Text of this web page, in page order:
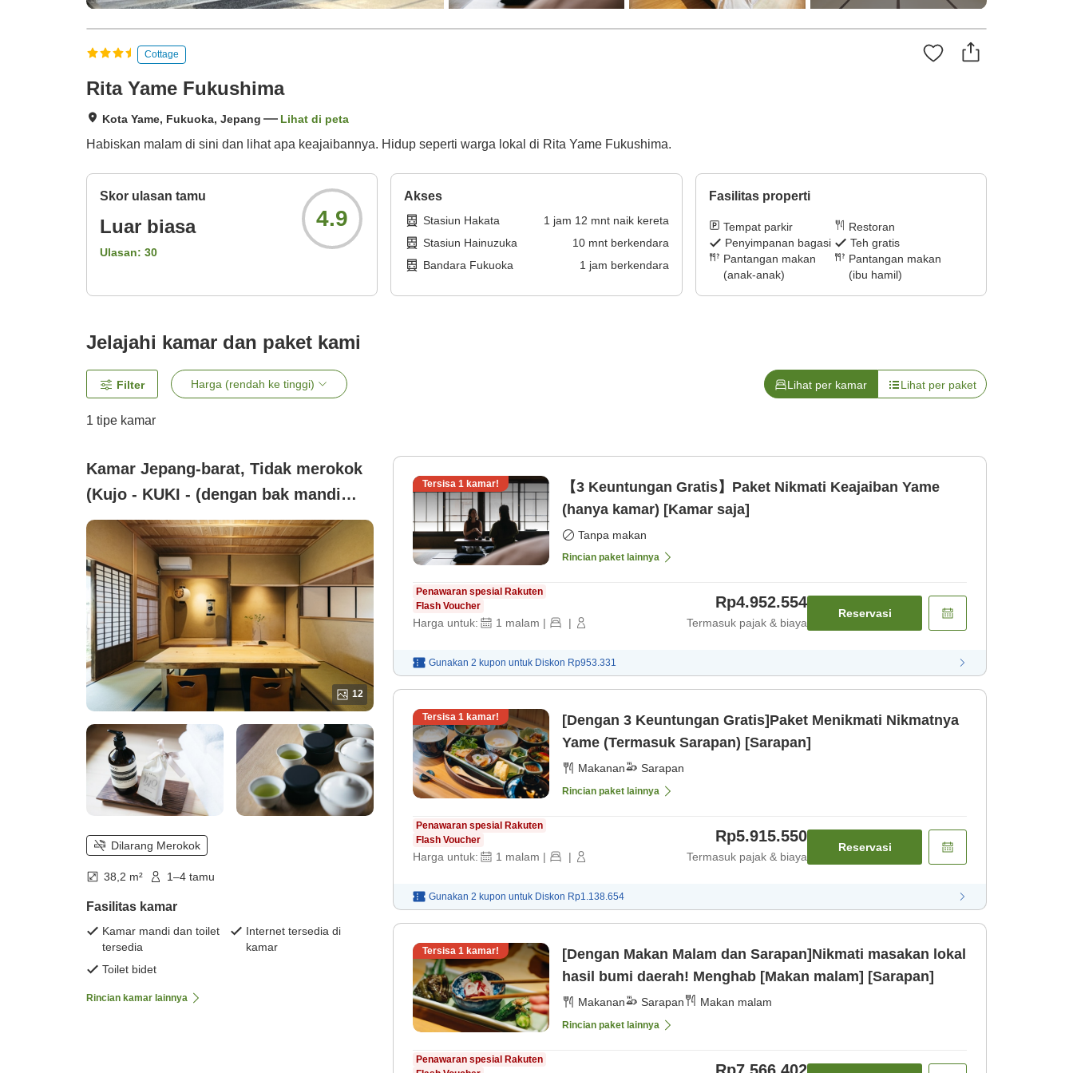
Cottage
Rita Yame Fukushima
Kota Yame, Fukuoka, Jepang Lihat di peta
Habiskan malam di sini dan lihat apa keajaibannya. Hidup seperti warga lokal di Rita Yame Fukushima.
Skor ulasan tamu
Luar biasa
Ulasan: 30
4.9
Akses
Stasiun Hakata 1 jam 12 mnt naik kereta
Stasiun Hainuzuka
10mnt berkendara
Bandara Fukuoka
1 jam berkendara
Fasilitas properti
Tempat parkir
Restoran
Penyimpanan bagasi
Teh gratis
Pantangan makan
(anak-anak)
Pantangan makan
(ibu hamil)
Jelajahi kamar dan paket kami
Filter Harga (rendah ke tinggi) Lihat per kamar Lihat per paket
1 tipe kamar
Kamar Jepang-barat, Tidak merokok
(Kujo - KUKI - (dengan bak mandi
cemara dan 3 jenis teh Yame) <
kapasitas 4 orang>)
12
Dilarang Merokok
38,2 m² 1–4 tamu
Fasilitas kamar
Kamar mandi dan toilet
tersedia
Internet tersedia di
kamar
Toilet bidet
Rincian kamar lainnya
Tersisa 1 kamar!
【3 Keuntungan Gratis】Paket Nikmati Keajaiban Yame
(hanya kamar) [Kamar saja]
Tanpa makan
Rincian paket lainnya
Penawaran spesial Rakuten
Flash Voucher
Harga untuk: 1 malam | |
Rp4.952.554
Termasuk pajak & biaya
Reservasi
Gunakan 2 kupon untuk Diskon Rp953.331
Tersisa 1 kamar!
[Dengan 3 Keuntungan Gratis]Paket Menikmati Nikmatnya
Yame (Termasuk Sarapan) [Sarapan]
Makanan Sarapan
Rincian paket lainnya
Penawaran spesial Rakuten
Flash Voucher
Harga untuk: 1 malam | |
Rp5.915.550
Termasuk pajak & biaya
Reservasi
Gunakan 2 kupon untuk Diskon Rp1.138.654
Tersisa 1 kamar!
[Dengan Makan Malam dan Sarapan]Nikmati masakan lokal
hasil bumi daerah! Menghab [Makan malam] [Sarapan]
Makanan Sarapan Makan malam
Rincian paket lainnya
Penawaran spesial Rakuten